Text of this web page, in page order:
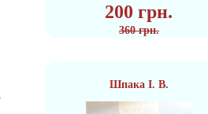
200 грн.
360 грн.
Шпака І. В.